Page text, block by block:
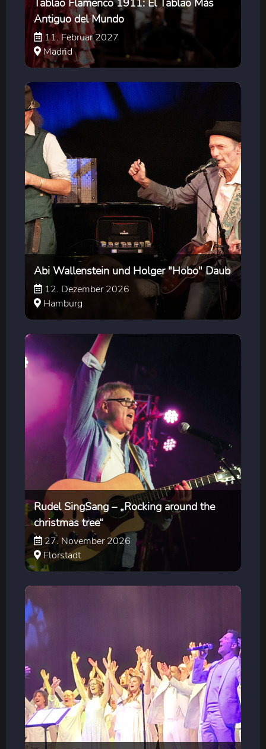
Antiguo del Mundo
11. Februar 2027
Madrid
Abi Wallenstein und Holger "Hobo" Daub
12. Dezember 2026
Hamburg
Rudel SingSang – „Rocking around the
christmas tree“
27. November 2026
Florstadt